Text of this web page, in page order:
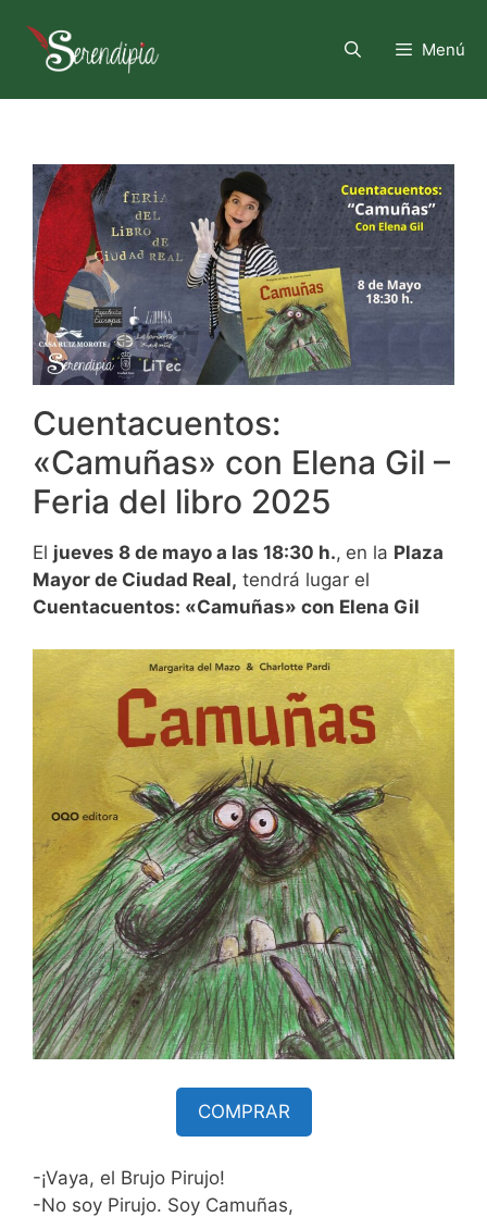
contenido
Menú
Cuentacuentos:
«Camuñas» con Elena Gil –
Feria del libro 2025
El jueves 8 de mayo a las 18:30 h., en la Plaza
Mayor de Ciudad Real, tendrá lugar el
Cuentacuentos: «Camuñas» con Elena Gil
COMPRAR
-¡Vaya, el Brujo Pirujo!
-No soy Pirujo. Soy Camuñas,